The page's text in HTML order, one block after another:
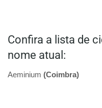
Confira a lista de
nome atual:
Aeminium (Coimbra)